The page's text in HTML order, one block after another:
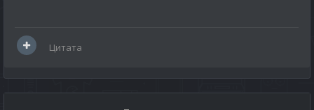
Цитата